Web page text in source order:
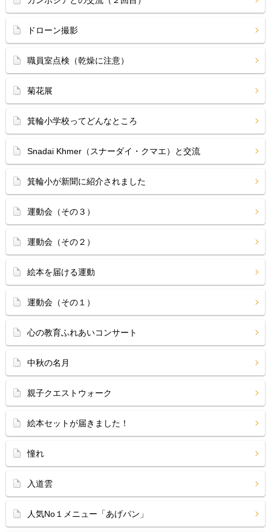
ドローン撮影
職員室点検（乾燥に注意）
菊花展
箕輪小学校ってどんなところ
Snadai Khmer（スナーダイ・クマエ）と交流
箕輪小が新聞に紹介されました
運動会（その３）
運動会（その２）
絵本を届ける運動
運動会（その１）
心の教育ふれあいコンサート
中秋の名月
親子クエストウォーク
絵本セットが届きました！
憧れ
入道雲
人気No１メニュー「あげパン」